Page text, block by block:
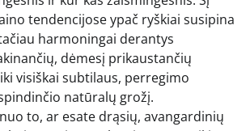
tendencijose ypač ryškiai susipina
harmoningai derantys
dėmesį prikaustančių
visiškai subtilaus, perregimo
natūralų grožį.
to, ar esate drąsių, avangardinių